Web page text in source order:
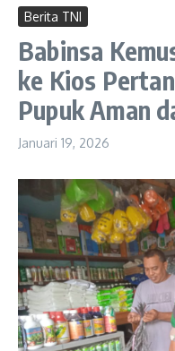
Berita TNI
Babinsa
ke Kios
Pupuk Aman
Januari 19, 2026